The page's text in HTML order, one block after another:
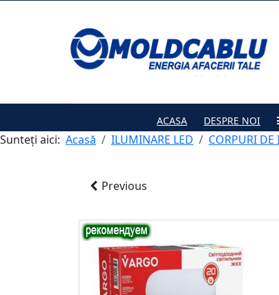
ACASA DESPRE NOI
Sunteți aici: Acasă ILUMINARE LED CORPURI
Previous